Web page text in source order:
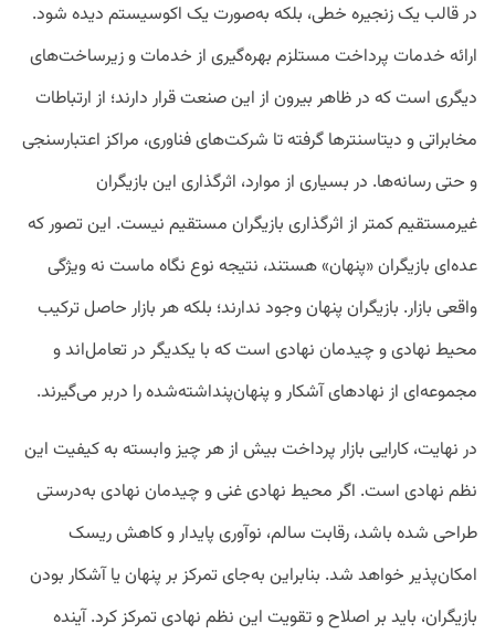
در قالب یک زنجیره خطی، بلکه به‌صورت یک اکوسیستم دیده شود.
ارائه خدمات پرداخت مستلزم بهره‌گیری از خدمات و زیرساخت‌های
دیگری است که در ظاهر بیرون از این صنعت قرار دارند؛ از ارتباطات
مخابراتی و دیتاسنترها گرفته تا شرکت‌های فناوری، مراکز اعتبارسنجی
و حتی رسانه‌ها. در بسیاری از موارد، اثرگذاری این بازیگران
غیرمستقیم کمتر از اثرگذاری بازیگران مستقیم نیست. این تصور که
عده‌ای بازیگران «پنهان» هستند، نتیجه نوع نگاه ماست نه ویژگی
واقعی بازار. بازیگران پنهان وجود ندارند؛ بلکه هر بازار حاصل ترکیب
محیط نهادی و چیدمان نهادی است که با یکدیگر در تعامل‌اند و
مجموعه‌ای از نهادهای آشکار و پنهان‌پنداشته‌شده را دربر می‌گیرند.
در نهایت، کارایی بازار پرداخت بیش از هر چیز وابسته به کیفیت این
نظم نهادی است. اگر محیط نهادی غنی و چیدمان نهادی به‌درستی
طراحی شده باشد، رقابت سالم، نوآوری پایدار و کاهش ریسک
امکان‌پذیر خواهد شد. بنابراین به‌جای تمرکز بر پنهان یا آشکار بودن
بازیگران، باید بر اصلاح و تقویت این نظم نهادی تمرکز کرد. آینده